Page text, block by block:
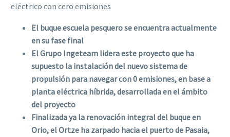
eléctrico con cero emisiones
El buque escuela pesquero se encuentra actualmente
en su fase final
El Grupo Ingeteam lidera este proyecto que ha
supuesto la instalación del nuevo sistema de
propulsión para navegar con 0 emisiones, en base a
planta eléctrica híbrida, desarrollada en el ámbito
del proyecto
Finalizada ya la renovación integral del buque en
Orio, el Ortze ha zarpado hacia el puerto de Pasaia,